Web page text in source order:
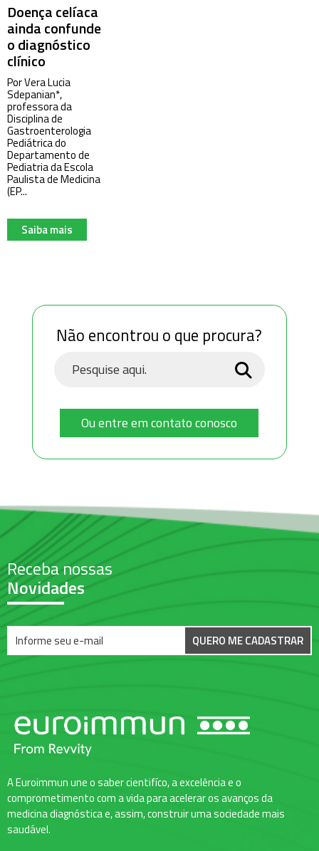
Doença celíaca
ainda confunde
o diagnóstico
clínico
Por Vera Lucia
Sdepanian*,
professora da
Disciplina de
Gastroenterologia
Pediátrica do
Departamento de
Pediatria da Escola
Paulista de Medicina
(EP...
Saiba mais
Não encontrou o que procura?
Ou entre em contato conosco
Receba nossas
Novidades
QUERO ME CADASTRAR
A Euroimmun une o saber cientifíco, a excelência e o
comprometimento com a vida para acelerar os avanços da
medicina diagnóstica e, assim, construir uma sociedade mais
saudável.